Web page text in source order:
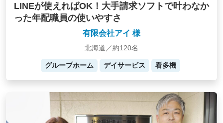
LINEが使えればOK！大手請求ソフトで叶わなか
った年配職員の使いやすさ
有限会社アイ 様
北海道／約120名
グループホーム デイサービス 看多機